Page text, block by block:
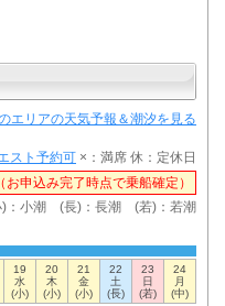
エリアの天気予報＆潮汐を見る
スト予約可 ×：満席 休：定休日
お申込み完了時点で乗船確定）
小潮 (長)：長潮 (若)：若潮
19
水
(小)
20
木
(小)
21
金
(小)
22
土
(長)
23
日
(若)
24
月
(中)